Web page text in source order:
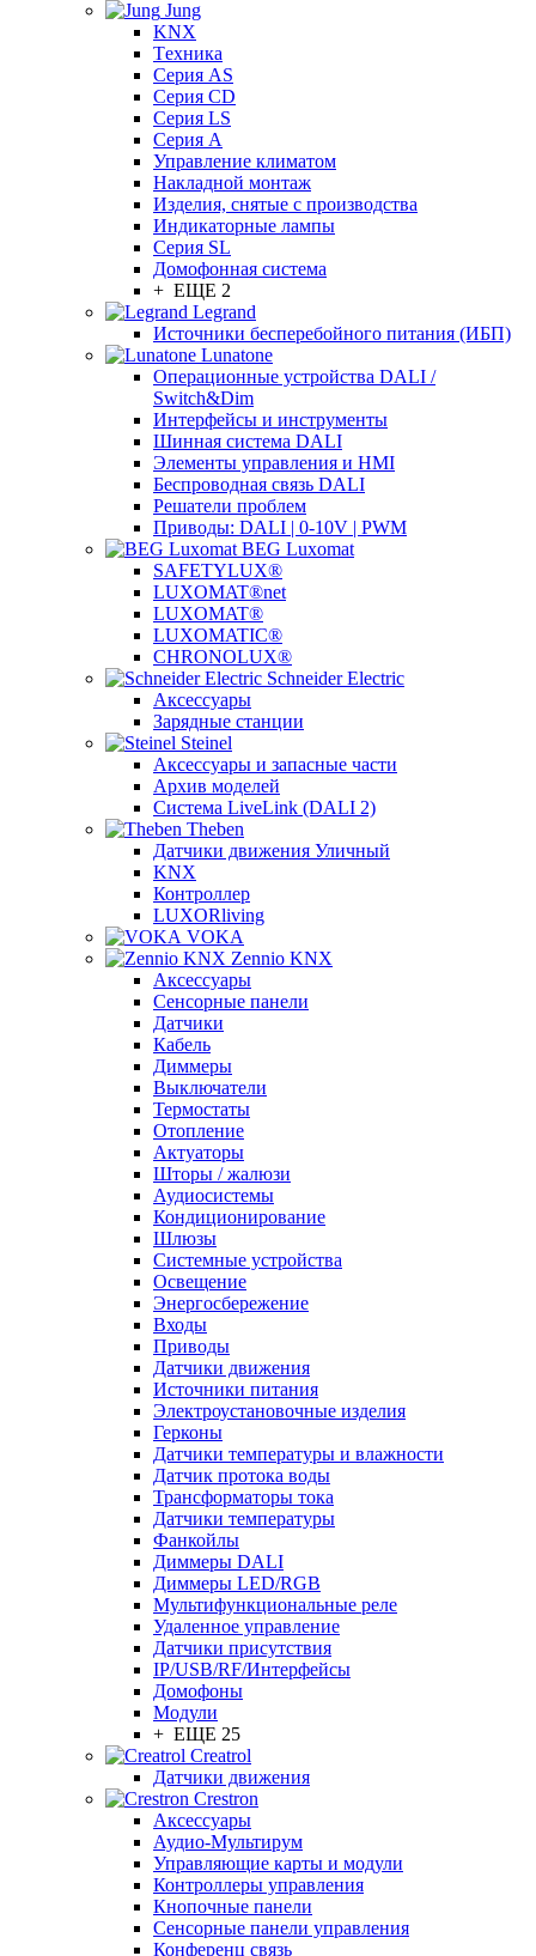
Jung
KNX
Tехника
Серия AS
Серия CD
Серия LS
Серия A
Управление климатом
Накладной монтаж
Изделия, снятые с производства
Индикаторные лампы
Серия SL
Домофонная система
+ ЕЩЕ 2
Legrand
Источники бесперебойного питания (ИБП)
Lunatone
Операционные устройства DALI /
Switch&Dim
Интерфейсы и инструменты
Шинная система DALI
Элементы управления и HMI
Беспроводная связь DALI
Решатели проблем
Приводы: DALI | 0-10V | PWM
BEG Luxomat
SAFETYLUX®
LUXOMAT®net
LUXOMAT®
LUXOMATIC®
CHRONOLUX®
Schneider Electric
Аксессуары
Зарядные станции
Steinel
Аксессуары и запасные части
Архив моделей
Система LiveLink (DALI 2)
Theben
Датчики движения Уличный
KNX
Контроллер
LUXORliving
VOKA
Zennio KNX
Аксессуары
Сенсорные панели
Датчики
Кабель
Диммеры
Выключатели
Термостаты
Отопление
Актуаторы
Шторы / жалюзи
Аудиосистемы
Кондиционирование
Шлюзы
Системные устройства
Освещение
Энергосбережение
Входы
Приводы
Датчики движения
Источники питания
Электроустановочные изделия
Герконы
Датчики температуры и влажности
Датчик протока воды
Трансформаторы тока
Датчики температуры
Фанкойлы
Диммеры DALI
Диммеры LED/RGB
Мультифункциональные реле
Удаленное управление
Датчики присутствия
IP/USB/RF/Интерфейсы
Домофоны
Модули
+ ЕЩЕ 25
Creatrol
Датчики движения
Crestron
Аксессуары
Аудио-Мультирум
Управляющие карты и модули
Контроллеры управления
Кнопочные панели
Сенсорные панели управления
Конференц связь